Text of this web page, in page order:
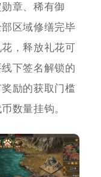
章、稀有御
区域修缮完毕
，释放礼花可
下签名解锁的
励的获取门槛
数量挂钩。